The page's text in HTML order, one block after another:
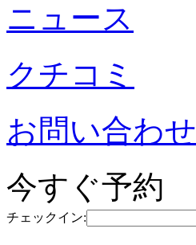
ニュース
クチコミ
お問い合わせ
今すぐ予約
チェックイン: